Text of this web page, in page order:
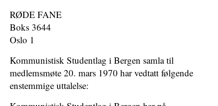
RØDE FANE
Boks 3644
Oslo 1
Kommunistisk Studentlag i Bergen samla til
medlemsmøte 20. mars 1970 har vedtatt følgende
enstemmige uttalelse: